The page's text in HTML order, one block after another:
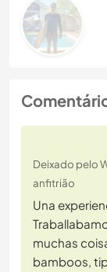
Deixado pelo
anfitrião
Una
muchas
bamboos,